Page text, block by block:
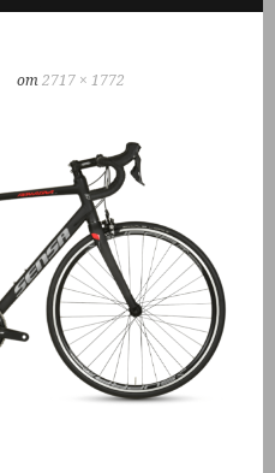
om2717 × 1772